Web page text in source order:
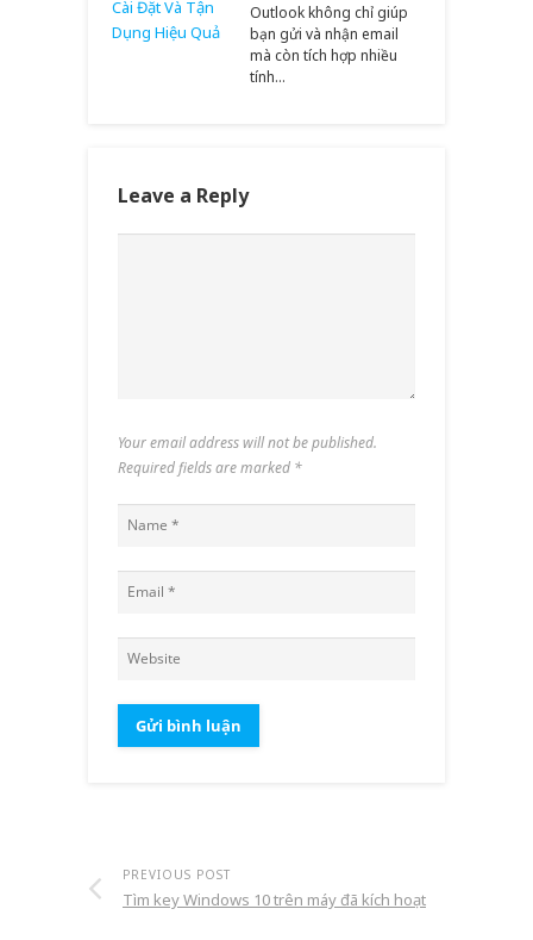
Outlook không chỉ giúp
bạn gửi và nhận email
mà còn tích hợp nhiều
tính…
Leave a Reply
Your email address will not be published.
Required fields are marked *
PREVIOUS POST
Tìm key Windows 10 trên máy đã kích hoạt